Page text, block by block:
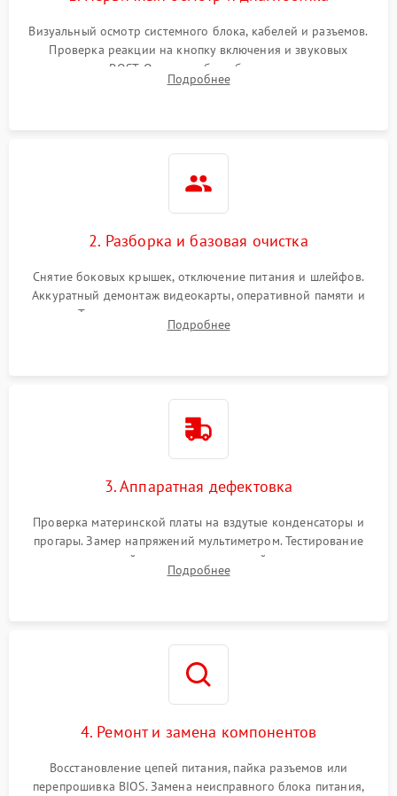
оперативной памяти
Не распознается USB-порт 1300 ₽ Подробнее →
Визуальный осмотр системного блока, кабелей и разъемов.
Проверка реакции на кнопку включения и звуковых
сигналов POST. Оценка работы блока питания для
локализации базовых неисправностей без полного разбора.
Подробнее
2. Разборка и базовая очистка
Снятие боковых крышек, отключение питания и шлейфов.
Аккуратный демонтаж видеокарты, оперативной памяти и
кулеров. Тщательная очистка корпуса и радиаторов от пыли
с помощью сжатого воздуха для предотвращения
Подробнее
3. Аппаратная дефектовка
Проверка материнской платы на вздутые конденсаторы и
прогары. Замер напряжений мультиметром. Тестирование
оперативной памяти и накопителей с помощью
диагностического ПО для выявления сбойных секторов и
Подробнее
4. Ремонт и замена компонентов
Восстановление цепей питания, пайка разъемов или
перепрошивка BIOS. Замена неисправного блока питания,